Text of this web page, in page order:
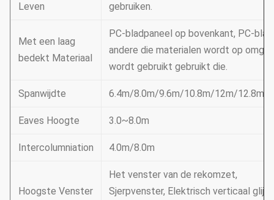
Leven
gebruiken.
Met een laag
bedekt Materiaal
PC-bladpaneel op bovenkant, PC-
andere die materialen wordt op
wordt gebruikt gebruikt die.
Spanwijdte 6.4m/8.0m/9.6m/10.8m/12m/12.8m/
Eaves Hoogte 3.0~8.0m
Intercolumniation 4.0m/8.0m
Hoogste Venster
Het venster van de rekomzet,
Sjerpvenster, Elektrisch verticaal